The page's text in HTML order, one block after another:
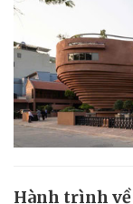
Hành trình